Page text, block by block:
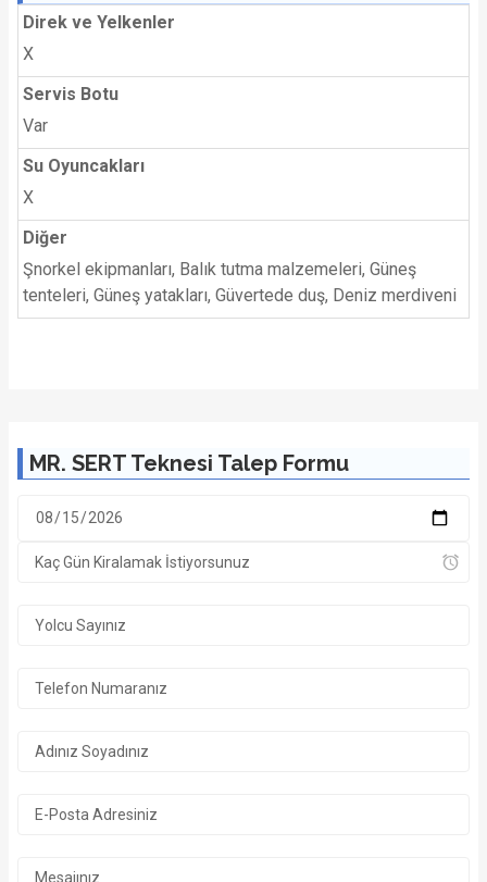
Direk ve Yelkenler
X
Servis Botu
Var
Su Oyuncakları
X
Diğer
Şnorkel ekipmanları, Balık tutma malzemeleri, Güneş
tenteleri, Güneş yatakları, Güvertede duş, Deniz merdiveni
MR. SERT Teknesi Talep Formu